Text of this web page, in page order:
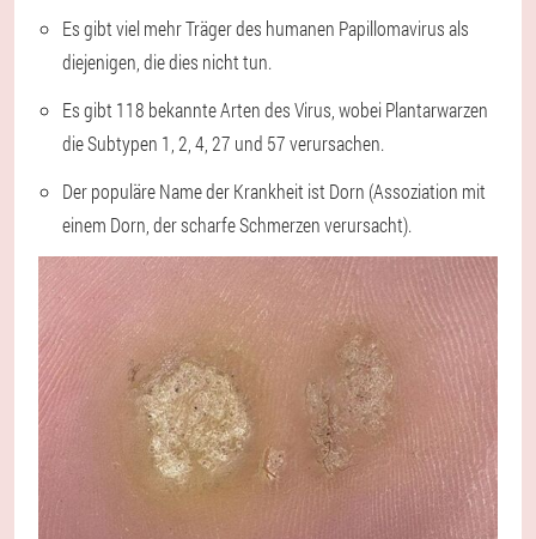
Es gibt viel mehr Träger des humanen Papillomavirus als
diejenigen, die dies nicht tun.
Es gibt 118 bekannte Arten des Virus, wobei Plantarwarzen
die Subtypen 1, 2, 4, 27 und 57 verursachen.
Der populäre Name der Krankheit ist Dorn (Assoziation mit
einem Dorn, der scharfe Schmerzen verursacht).